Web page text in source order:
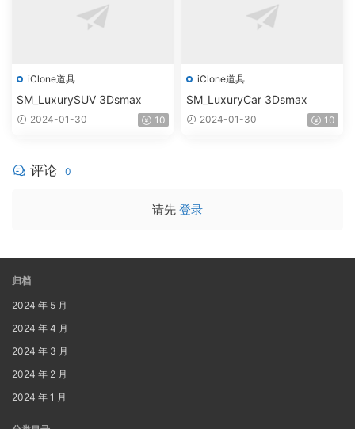
iClone道具
SM_LuxurySUV 3Dsmax
2024-01-30 10
iClone道具
SM_LuxuryCar 3Dsmax
2024-01-30 10
评论 0
请先 登录
归档
2024 年 5 月
2024 年 4 月
2024 年 3 月
2024 年 2 月
2024 年 1 月